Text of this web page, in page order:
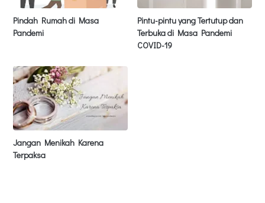
Pindah Rumah di Masa
Pandemi
Pintu-pintu yang Tertutup dan
Terbuka di Masa Pandemi
COVID-19
Jangan Menikah Karena
Terpaksa